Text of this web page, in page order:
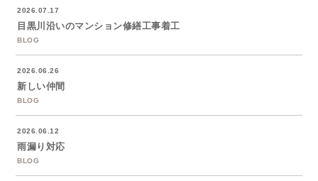
2026.07.17
目黒川沿いのマンション修繕工事着工
BLOG
2026.06.26
新しい仲間
BLOG
2026.06.12
雨漏り対応
BLOG